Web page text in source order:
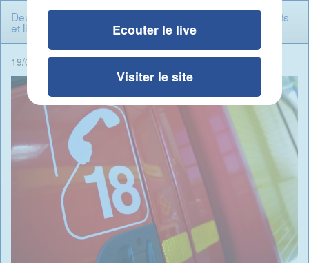
Ecouter le live
Visiter le site
Deux femmes blessées à la hanche, dans deux accidents
et lieux différents
19/09/2024 - 13:42 -